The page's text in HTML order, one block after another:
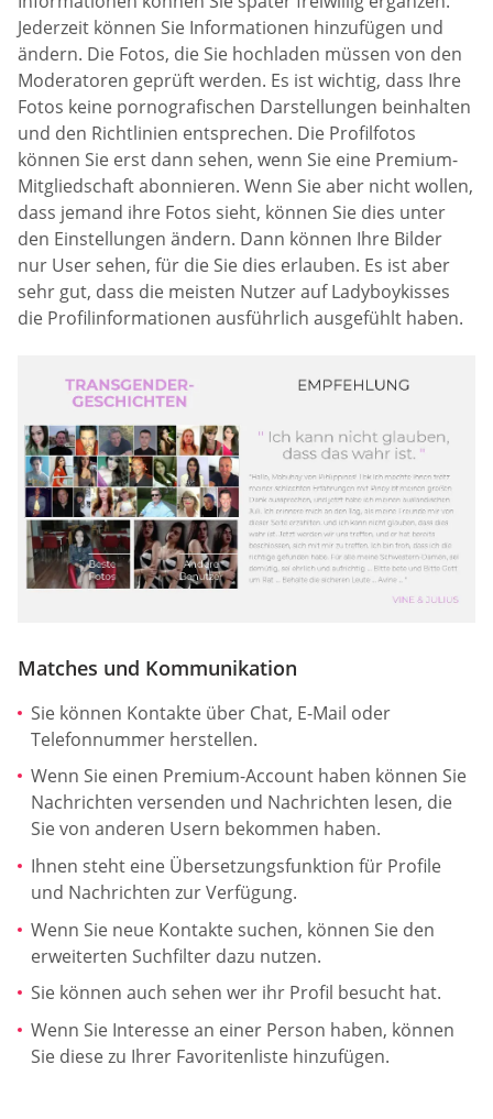
Jederzeit können Sie Informationen hinzufügen und
ändern. Die Fotos, die Sie hochladen müssen von den
Moderatoren geprüft werden. Es ist wichtig, dass Ihre
Fotos keine pornografischen Darstellungen beinhalten
und den Richtlinien entsprechen. Die Profilfotos
können Sie erst dann sehen, wenn Sie eine Premium-
Mitgliedschaft abonnieren. Wenn Sie aber nicht wollen,
dass jemand ihre Fotos sieht, können Sie dies unter
den Einstellungen ändern. Dann können Ihre Bilder
nur User sehen, für die Sie dies erlauben. Es ist aber
sehr gut, dass die meisten Nutzer auf Ladyboykisses
die Profilinformationen ausführlich ausgefühlt haben.
Matches und Kommunikation
Sie können Kontakte über Chat, E-Mail oder
Telefonnummer herstellen.
Wenn Sie einen Premium-Account haben können Sie
Nachrichten versenden und Nachrichten lesen, die
Sie von anderen Usern bekommen haben.
Ihnen steht eine Übersetzungsfunktion für Profile
und Nachrichten zur Verfügung.
Wenn Sie neue Kontakte suchen, können Sie den
erweiterten Suchfilter dazu nutzen.
Sie können auch sehen wer ihr Profil besucht hat.
Wenn Sie Interesse an einer Person haben, können
Sie diese zu Ihrer Favoritenliste hinzufügen.